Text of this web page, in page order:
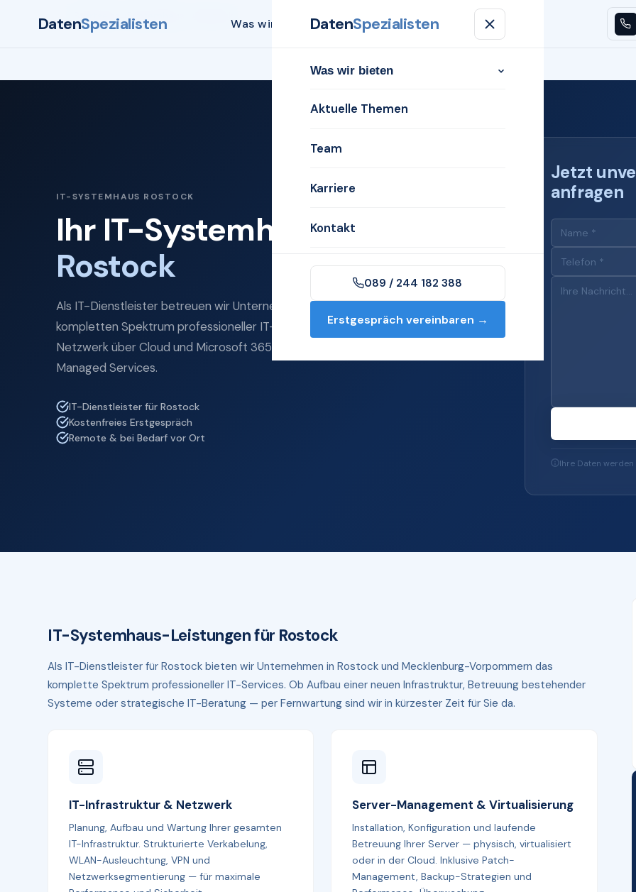
DatenSpezialisten Was wir bieten Aktuelle ThemenTeam Karriere
DatenSpezialisten
Was wir bieten
Aktuelle Themen
Team
Karriere
Kontakt
089 / 244 182 388
Erstgespräch vereinbaren →
Startseite Systemhaus
IT-SYSTEMHAUS ROSTOCK
Ihr IT-Systemhaus für
Rostock
Als IT-Dienstleister betreuen wir Unternehmen in Rostock mit dem
kompletten Spektrum professioneller IT-Services — von Server und
Netzwerk über Cloud und Microsoft 365 bis zu IT-Sicherheit und
Managed Services.
IT-Dienstleister für Rostock
Kostenfreies Erstgespräch
Remote & bei Bedarf vor Ort
Jetzt
anfragen
Ihre Daten
IT-Systemhaus-Leistungen für Rostock
Als IT-Dienstleister für Rostock bieten wir Unternehmen in Rostock und Mecklenburg-Vorpommern das
komplette Spektrum professioneller IT-Services. Ob Aufbau einer neuen Infrastruktur, Betreuung bestehender
Systeme oder strategische IT-Beratung — per Fernwartung sind wir in kürzester Zeit für Sie da.
IT-Infrastruktur & Netzwerk
Planung, Aufbau und Wartung Ihrer gesamten
IT-Infrastruktur. Strukturierte Verkabelung,
WLAN-Ausleuchtung, VPN und
Netzwerksegmentierung — für maximale
Server-Management & Virtualisierung
Installation, Konfiguration und laufende
Betreuung Ihrer Server — physisch, virtualisiert
oder in der Cloud. Inklusive Patch-
Management, Backup-Strategien und